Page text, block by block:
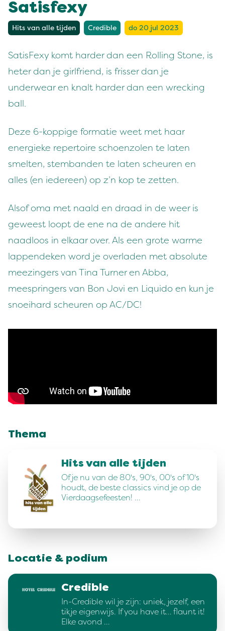
Satisfexy
Hits van alle tijden Credible do 20 jul 2023
SatisFexy komt harder dan een Rolling Stone, is
heter dan je girlfriend, is frisser dan je
underwear en knalt harder dan een wrecking
ball.
Deze 6-koppige formatie weet met haar
energieke repertoire schoenzolen te laten
smelten, stembanden te laten scheuren en
alles (en iedereen) op z’n kop te zetten.
Alsof oma met naald en draad in de weer is
geweest loopt de ene na de andere hit
naadloos in elkaar over. Als een grote warme
lappendeken word je overladen met absolute
meezingers van Tina Turner en Abba,
meespringers van Bon Jovi en Liquido en kun je
snoeihard scheuren op AC/DC!
Thema
Hits van alle tijden
Of je nu van de 80's, 90's, 00's of 10's
houdt, de beste classics vind je op de
Vierdaagsefeesten! …
Locatie & podium
Credible
In-Credible wil je zijn: uniek, jezelf, een
tikje eigenwijs. If you have it… flaunt it!
Elke avond …